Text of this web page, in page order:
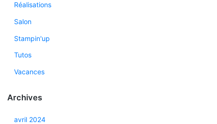
Réalisations
Salon
Stampin'up
Tutos
Vacances
Archives
avril 2024